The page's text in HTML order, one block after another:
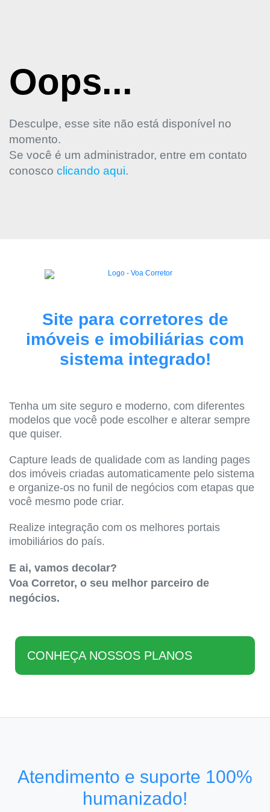
Oops...
Desculpe, esse site não está disponível no
momento.
Se você é um administrador, entre em contato
conosco clicando aqui.
Site para corretores de
imóveis e imobiliárias com
sistema integrado!
Tenha um site seguro e moderno, com diferentes
modelos que você pode escolher e alterar sempre
que quiser.
Capture leads de qualidade com as landing pages
dos imóveis criadas automaticamente pelo sistema
e organize-os no funil de negócios com etapas que
você mesmo pode criar.
Realize integração com os melhores portais
imobiliários do país.
E ai, vamos decolar?
Voa Corretor, o seu melhor parceiro de
negócios.
CONHEÇA NOSSOS PLANOS
Atendimento e suporte 100%
humanizado!